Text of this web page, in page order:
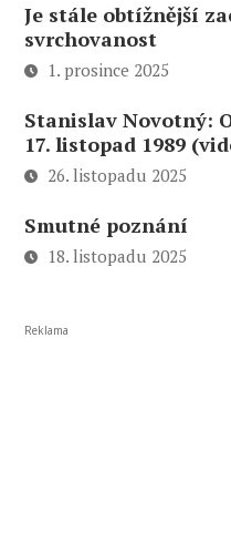
Je stále obtížnější
svrchovanost
1. prosince 2025
Stanislav Novotný:
17. listopad 1989
26. listopadu 2025
Smutné poznání
18. listopadu 2025
Reklama